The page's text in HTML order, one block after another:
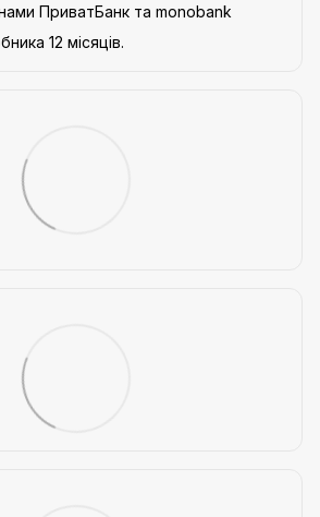
ПриватБанк та monobank
12 місяців.